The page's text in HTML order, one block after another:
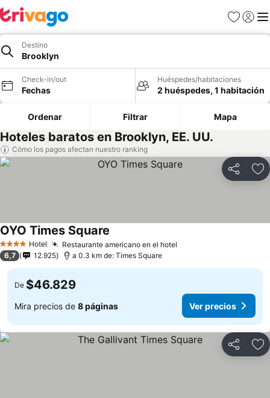
Favoritos
Iniciar
Destino
Brooklyn
Check-in/out
Fechas
Huéspedes/habitaciones
2 huéspedes, 1 habitación
Ordenar Filtrar Mapa
Hoteles baratos en Brooklyn, EE. UU.
Cómo los pagos afectan nuestro ranking
Compartir
4 EstrellasHotel Restaurante americano en el hotel
OYO Times Square
6,7 12.925 a 0.3 km de: Times Square
De $46.829
Mira precios de 8 páginas Ver precios
Compartir